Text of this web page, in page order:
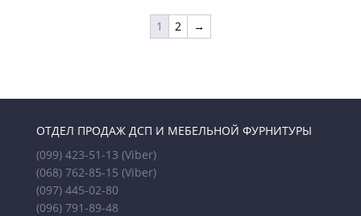
1 2 →
ОТДЕЛ ПРОДАЖ ДСП И МЕБЕЛЬНОЙ ФУРНИТУРЫ
(099) 423-51-13 (Viber)
(068) 762-85-15 (Viber)
(097) 445-02-80
(096) 791-89-48